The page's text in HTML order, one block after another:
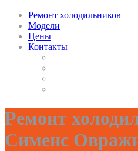
Ремонт холодильников
Модели
Цены
Контакты
Ремонт
Сименс